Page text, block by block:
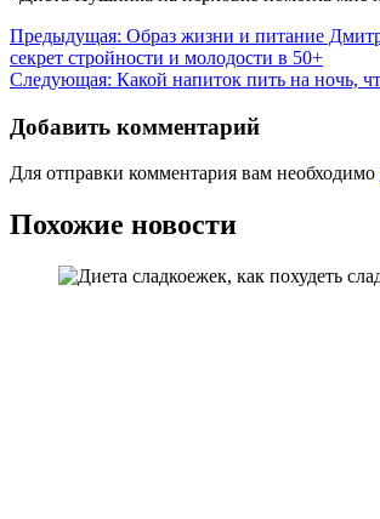
Навигация
по
Предыдущая: Образ жизни и питание
секрет стройности и молодости в 50+
Следующая: Какой напиток пить на ночь,
Добавить комментарий
Для отправки комментария вам необходимо
Похожие новости